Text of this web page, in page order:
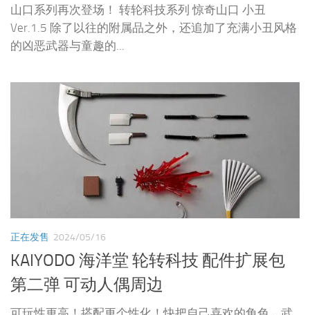
山口系列再次登场！ 转轮科技系列 惊奇山口 小丑
Ver.1.5 除了以往的附属品之外，还追加了充满小丑风格
的凶恶武器与童趣的...
正在发售 2024/05/16
KAIYODO 海洋堂 轮转科技 配件扩展包
第二弹 可动人偶周边